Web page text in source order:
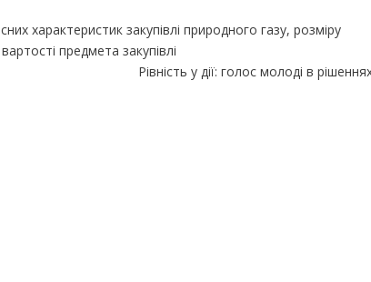
характеристик закупівлі природного газу, розміру
предмета закупівлі
Рівність у дії: голос молоді в